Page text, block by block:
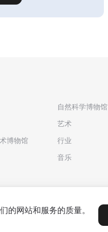
博物馆
自然科学博物馆
艺术
行业
音乐
的网站和服务的质量。